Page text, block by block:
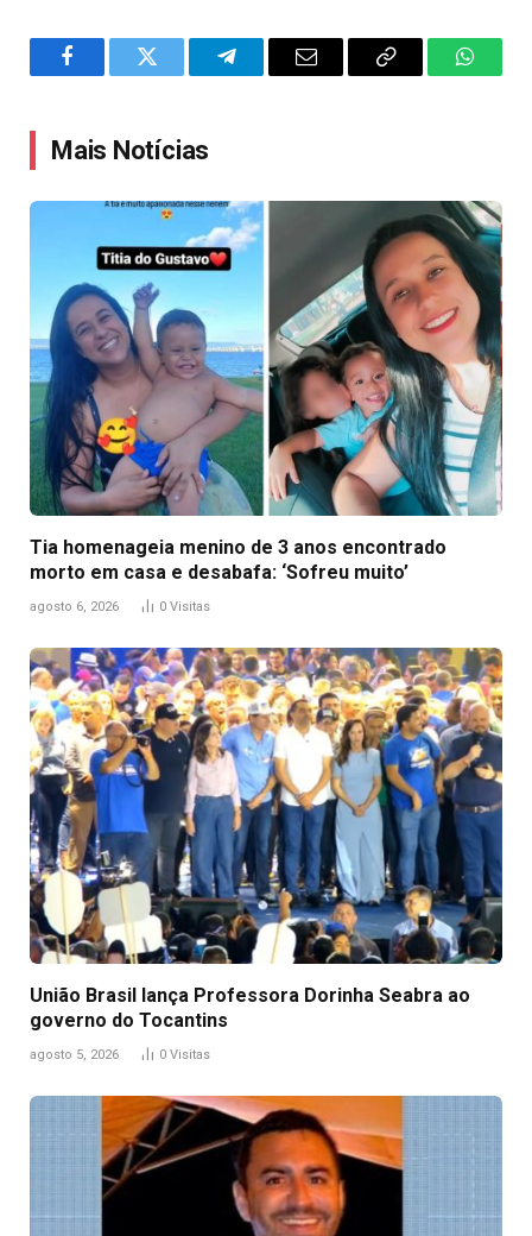
FacebookTwitter TelegramEmail
Copy
Mais Notícias
Tia homenageia menino de 3 anos encontrado
morto em casa e desabafa: ‘Sofreu muito’
agosto 6, 2026 0 Visitas
União Brasil lança Professora Dorinha Seabra ao
governo do Tocantins
agosto 5, 2026 0 Visitas